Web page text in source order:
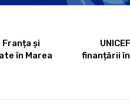
și
în Marea
finanțării